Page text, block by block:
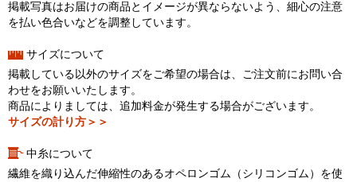
掲載写真はお届けの商品とイメージが異ならないよう、細心の注意
を払い色合いなどを調整しています。
サイズについて
掲載している以外のサイズをご希望の場合は、ご注文前にお問い合
わせをお願いいたします。
商品によりましては、追加料金が発生する場合がございます。
サイズの計り方＞＞
中糸について
繊維を織り込んだ伸縮性のあるオペロンゴム（シリコンゴム）を使